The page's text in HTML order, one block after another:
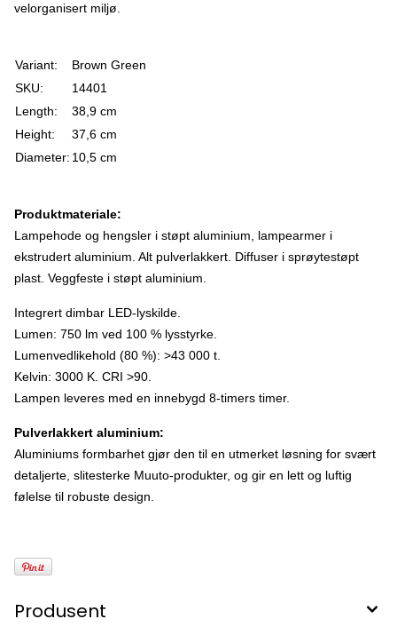
velorganisert miljø.
Variant:
Brown Green
SKU:
14401
Length:
38,9 cm
Height:
37,6 cm
Diameter: 10,5 cm
Produktmateriale:
Lampehode og hengsler i støpt aluminium, lampearmer i
ekstrudert aluminium. Alt pulverlakkert. Diffuser i sprøytestøpt
plast. Veggfeste i støpt aluminium.
Integrert dimbar LED-lyskilde.
Lumen: 750 lm ved 100 % lysstyrke.
Lumenvedlikehold (80 %): >43 000 t.
Kelvin: 3000 K. CRI >90.
Lampen leveres med en innebygd 8-timers timer.
Pulverlakkert aluminium:
Aluminiums formbarhet gjør den til en utmerket løsning for svært
detaljerte, slitesterke Muuto-produkter, og gir en lett og luftig
følelse til robuste design.
Produsent